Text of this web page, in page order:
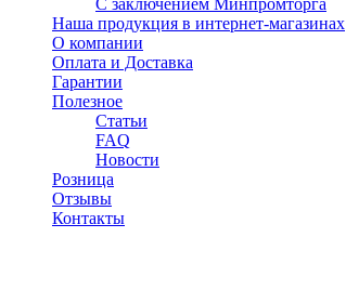
C заключением Минпромторга
Наша продукция в интернет-магазинах
О компании
Оплата и Доставка
Гарантии
Полезное
Статьи
FAQ
Новости
Розница
Отзывы
Контакты